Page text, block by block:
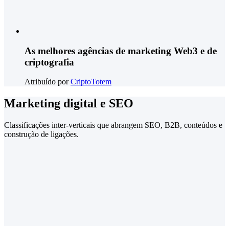
As melhores agências de marketing Web3 e de
criptografia
Atribuído porCriptoTotem
Marketing digital e SEO
Classificações inter-verticais que abrangem SEO, B2B, conteúdos e
construção de ligações.